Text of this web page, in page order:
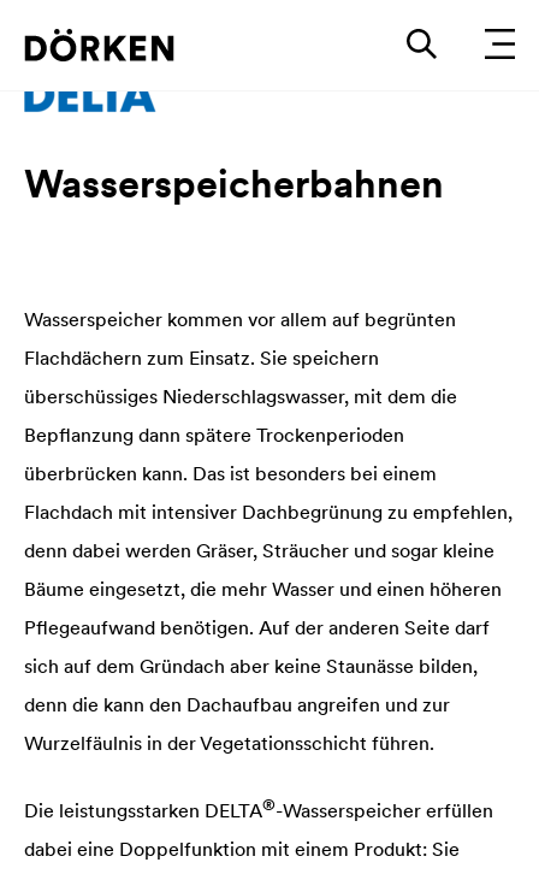
Wasserspeicherbahnen
Wasserspeicher kommen vor allem auf begrünten
Flachdächern zum Einsatz. Sie speichern
überschüssiges Niederschlagswasser, mit dem die
Bepflanzung dann spätere Trockenperioden
überbrücken kann. Das ist besonders bei einem
Flachdach mit intensiver Dachbegrünung zu empfehlen,
denn dabei werden Gräser, Sträucher und sogar kleine
Bäume eingesetzt, die mehr Wasser und einen höheren
Pflegeaufwand benötigen. Auf der anderen Seite darf
sich auf dem Gründach aber keine Staunässe bilden,
denn die kann den Dachaufbau angreifen und zur
Wurzelfäulnis in der Vegetationsschicht führen.
Die leistungsstarken DELTA®-Wasserspeicher erfüllen
dabei eine Doppelfunktion mit einem Produkt: Sie